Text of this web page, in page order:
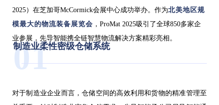
2025）在芝加哥McCormick会展中心成功举办。作为北美地区规
模最大的物流装备展览会 ，ProMat 2025吸引了全球850多家企
业参展，先导智能携全链智慧物流解决方案精彩亮相。
01
制造业柔性密级仓储系统
对于制造业企业而言，仓储空间的高效利用和货物的精准管理至